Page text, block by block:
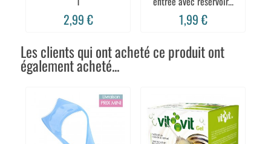
2,99 € 1,99 €
Les clients qui ont acheté ce produit ont
également acheté...